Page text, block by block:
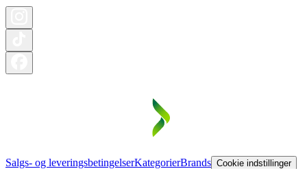
Salgs- og leveringsbetingelserKategorierBrands Cookie indstillinger